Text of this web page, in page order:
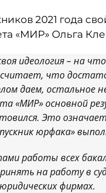
2021 года
«МИР» Ольга
идеология – на
что
даем, остальное
«МИР» основной
Это
юрфака»
работы всех
на работу в
фирмах.